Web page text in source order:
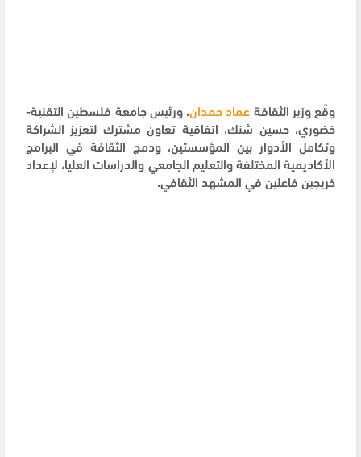
وقّع وزير الثقافة عماد حمدان، ورئيس جامعة فلسطين التقنية-
خضوري، حسين شنك، اتفاقية تعاون مشترك لتعزيز الشراكة
وتكامل الأدوار بين المؤسستين، ودمج الثقافة في البرامج
الأكاديمية المختلفة والتعليم الجامعي والدراسات العليا، لإعداد
خريجين فاعلين في المشهد الثقافي.